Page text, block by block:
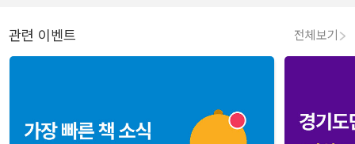
관련 이벤트 전체보기